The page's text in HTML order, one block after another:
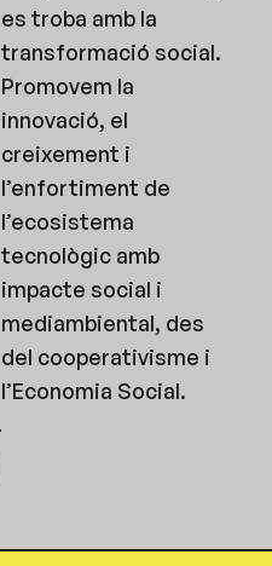
es troba amb la
transformació social.
Promovem la
innovació, el
creixement i
l’enfortiment de
l’ecosistema
tecnològic amb
impacte social i
mediambiental, des
del cooperativisme i
l’Economia Social.